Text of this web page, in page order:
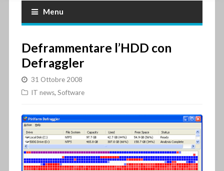
Menu
Deframmentare l’HDD con
Defraggler
31 Ottobre 2008
IT news, Software